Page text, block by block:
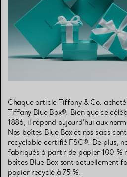
Chaque article Tiffany & Co.
Tiffany Blue Box®. Bien que ce
1886, il répond aujourd’hui aux
Nos boîtes Blue Box et nos sacs
recyclable certifié FSC®. De plus,
fabriqués à partir de papier 100 %
boîtes Blue Box sont actuellement
papier recyclé à 75 %.